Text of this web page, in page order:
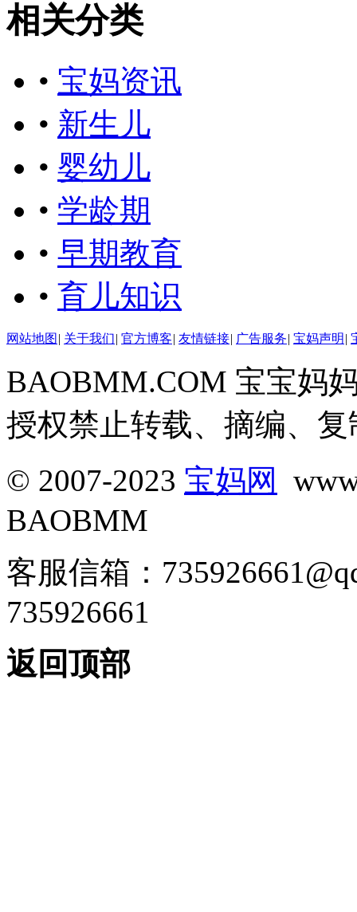
相关分类
• 宝妈资讯
• 新生儿
• 婴幼儿
• 学龄期
• 早期教育
• 育儿知识
网站地图 | 关于我们| 官方博客| 友情链接| 广告服务| 宝妈声明 |
BAOBMM.COM 宝宝妈
授权禁止转载、摘编、
© 2007-2023 宝妈网
BAOBMM
客服信箱：
735926661
返回顶部